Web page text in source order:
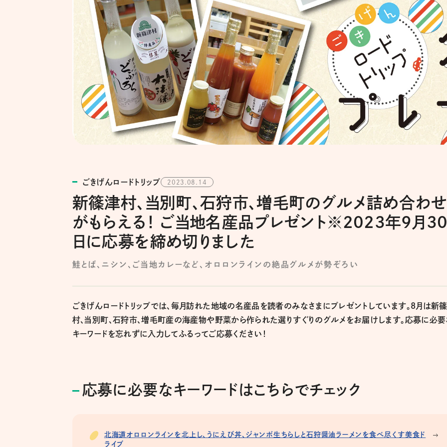
ごきげんロードトリップ 2023.08.14
新篠津村、当別町、石狩市、増毛町のグルメ詰め合わせ
がもらえる！ ご当地名産品プレゼント※2023年9月
日に応募を締め切りました
鮭とば、ニシン、ご当地カレーなど、オロロンラインの絶品グルメが勢ぞろい
ごきげんロードトリップでは、毎月訪れた地域の名産品を読者のみなさまにプレゼントしています。8月は新
村、当別町、石狩市、増毛町産の海産物や野菜から作られた選りすぐりのグルメをお届けします。応募に必
キーワードを忘れずに入力してふるってご応募ください！
応募に必要なキーワードはこちらでチェック
北海道オロロンラインを北上し、うにえび丼、ジャンボ生ちらしと石狩醤油ラーメンを食べ尽くす美食ド
ライブ